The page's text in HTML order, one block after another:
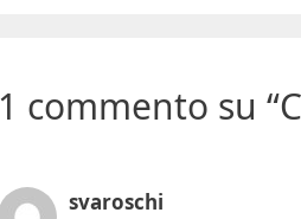
1 commento su
svaroschi